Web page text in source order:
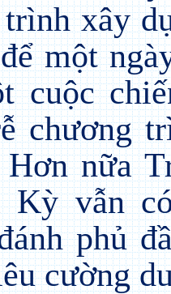
xây
một
cuộc
chương
nữa
Kỳ vẫn
phủ
cường